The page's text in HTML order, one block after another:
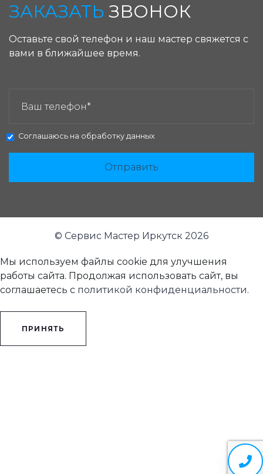
ЗАКАЗАТЬ ЗВОНОК
Оставьте свой телефон и наш мастер свяжется с
вами в ближайшее время.
Соглашаюсь на обработку данных
Отправить
© Сервис Мастер Иркутск 2026
Мы используем файлы cookie для улучшения
работы сайта. Продолжая использовать сайт, вы
соглашаетесь с политикой конфиденциальности.
ПРИНЯТЬ